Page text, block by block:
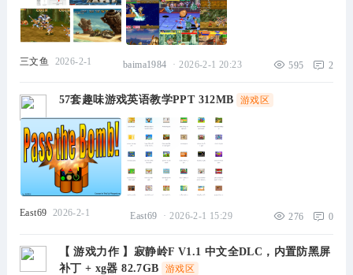
三文鱼 2026-2-1 baima1984 · 2026-2-1 20:23 595 2
57套趣味游戏英语教学PPT 312MB 游戏区
East69 2026-2-1 East69 · 2026-2-1 15:29 276 0
【 游戏力作 】寂静岭F V1.1 中文全DLC，内置防黑屏
补丁 + xg器 82.7GB
游戏区